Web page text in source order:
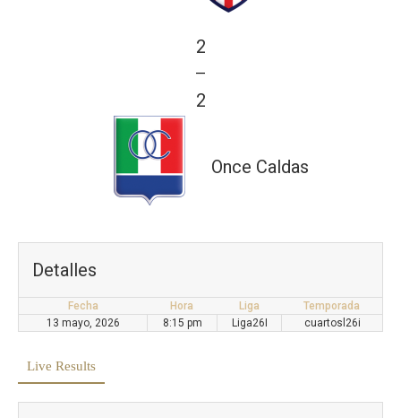
2
—
2
Once Caldas
Detalles
Fecha Hora Liga
Temporada
13 mayo, 2026
8:15 pm Liga26I cuartosl26i
Live Results